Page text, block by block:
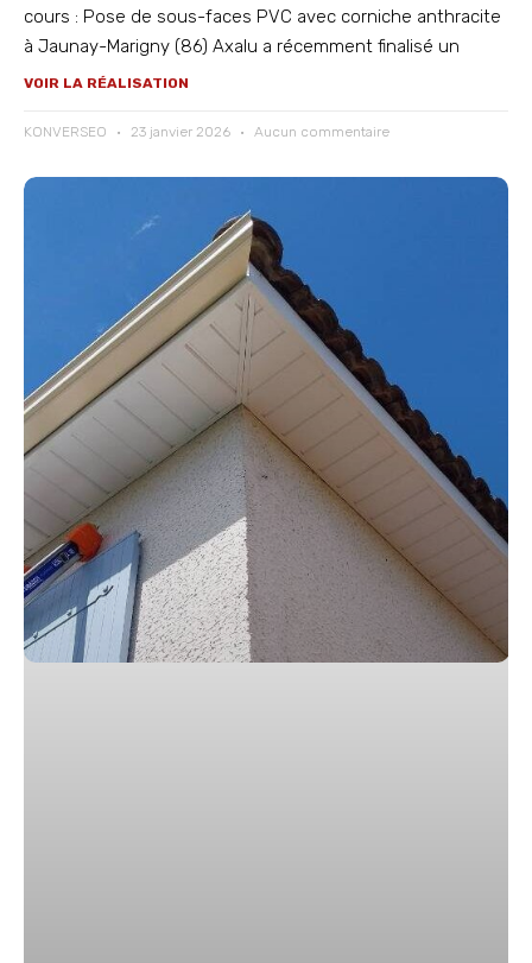
cours : Pose de sous-faces PVC avec corniche anthracite
à Jaunay-Marigny (86) Axalu a récemment finalisé un
VOIR LA RÉALISATION
KONVERSEO 23 janvier 2026 Aucun commentaire